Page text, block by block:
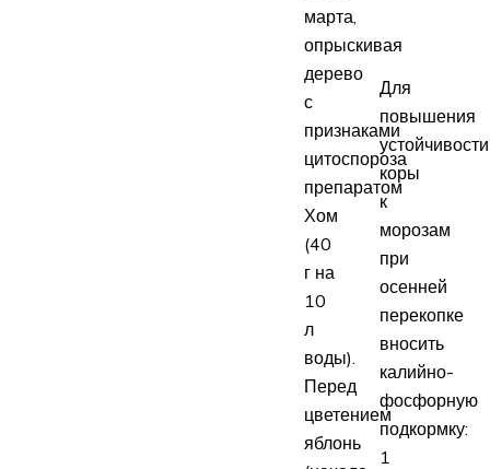
марта,
опрыскивая
дерево
с
признаками
цитоспороза
препаратом
Хом
(40
г на
10
л
воды).
Перед
цветением
яблонь
Для
повышения
устойчивости
коры
к
морозам
при
осенней
перекопке
вносить
калийно-
фосфорную
подкормку:
1